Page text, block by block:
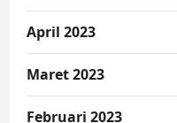
April 2023
Maret 2023
Februari 2023